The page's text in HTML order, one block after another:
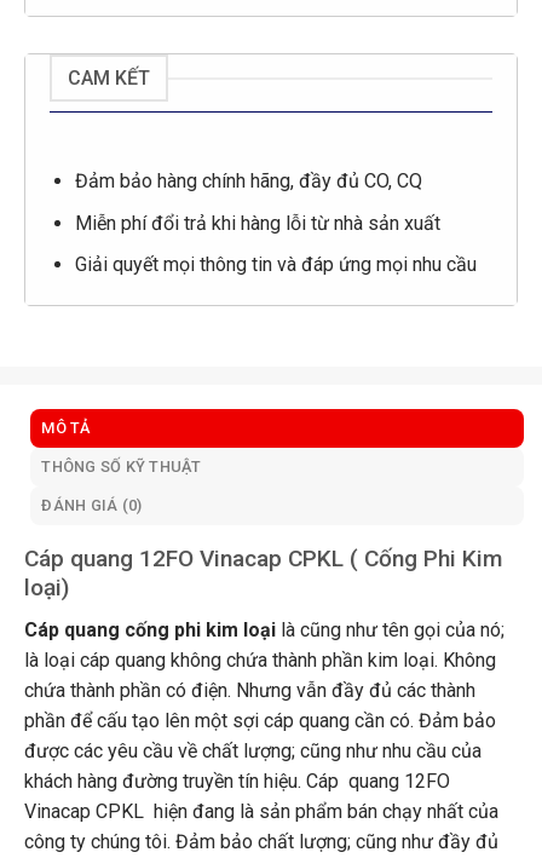
CAM KẾT
Đảm bảo hàng chính hãng, đầy đủ CO, CQ
Miễn phí đổi trả khi hàng lỗi từ nhà sản xuất
Giải quyết mọi thông tin và đáp ứng mọi nhu cầu
MÔ TẢ
THÔNG SỐ KỸ THUẬT
ĐÁNH GIÁ (0)
Cáp quang 12FO Vinacap CPKL ( Cống Phi Kim
loại)
Cáp quang cống phi kim loạilà cũng như tên gọi của nó;
là loại cáp quang không chứa thành phần kim loại. Không
chứa thành phần có điện. Nhưng vẫn đầy đủ các thành
phần để cấu tạo lên một sợi cáp quang cần có. Đảm bảo
được các yêu cầu về chất lượng; cũng như nhu cầu của
khách hàng đường truyền tín hiệu. Cáp quang 12FO
Vinacap CPKL hiện đang là sản phẩm bán chạy nhất của
công ty chúng tôi. Đảm bảo chất lượng; cũng như đầy đủ